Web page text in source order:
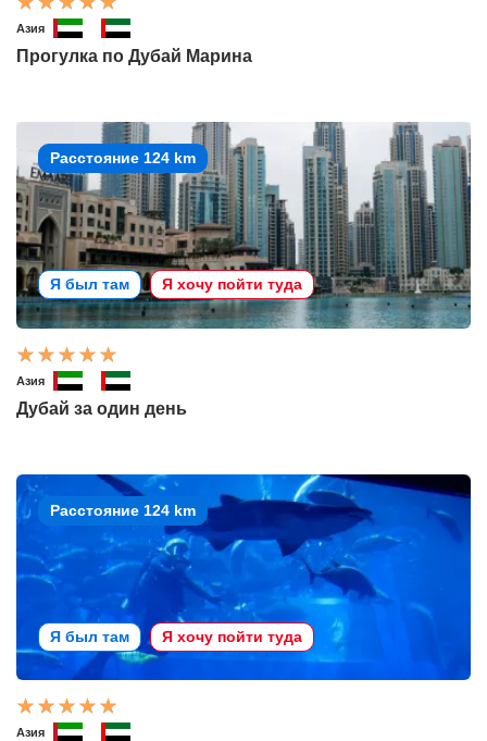
Азия
Прогулка по Дубай Марина
Расстояние 124 km
Я был там Я хочу пойти туда
Азия
Дубай за один день
Расстояние 124 km
Я был там Я хочу пойти туда
Азия